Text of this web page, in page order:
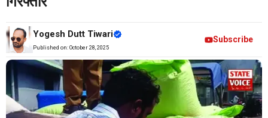
Yogesh Dutt Tiwari
Published on: October 28, 2025
Subscribe